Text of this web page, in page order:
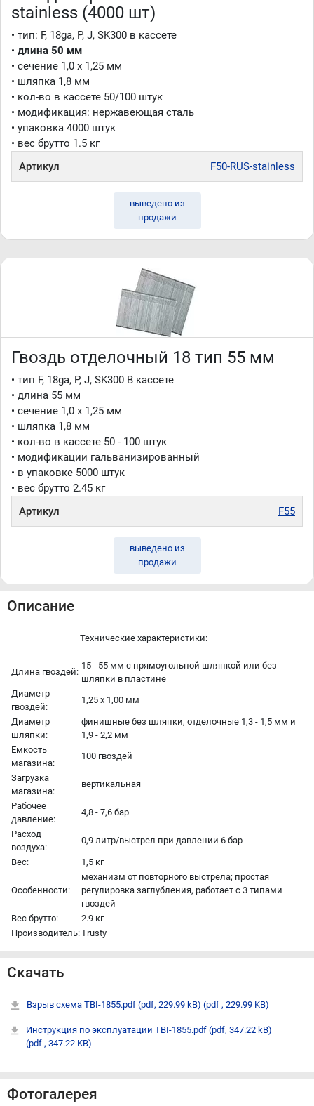
stainless (4000 шт)
• тип: F, 18ga, P, J, SK300 в кассете
• длина 50 мм
• сечение 1,0 x 1,25 мм
• шляпка 1,8 мм
• кол-во в кассете 50/100 штук
• модификация: нержавеющая сталь
• упаковка 4000 штук
• вес брутто 1.5 кг
Артикул
F50-RUS-stainless
выведено из
продажи
Гвоздь отделочный 18 тип 55 мм
• тип F, 18ga, P, J, SK300 В кассете
• длина 55 мм
• сечение 1,0 x 1,25 мм
• шляпка 1,8 мм
• кол-во в кассете 50 - 100 штук
• модификации гальванизированный
• в упаковке 5000 штук
• вес брутто 2.45 кг
Артикул
F55
выведено из
продажи
Описание
Технические характеристики:
Длина гвоздей:
15 - 55 мм с прямоугольной шляпкой или без
шляпки в пластине
Диаметр
гвоздей:
1,25 x 1,00 мм
Диаметр
шляпки:
финишные без шляпки, отделочные 1,3 - 1,5 мм и
1,9 - 2,2 мм
Емкость
магазина:
100 гвоздей
Загрузка
магазина:
вертикальная
Рабочее
давление:
4,8 - 7,6 бар
Расход
воздуха:
0,9 литр/выстрел при давлении 6 бар
Вес: 1,5 кг
Особенности:
механизм от повторного выстрела; простая
регулировка заглубления, работает с 3 типами
гвоздей
Вес брутто:
2.9 кг
Производитель:Trusty
Скачать
Взрыв схема TBI-1855.pdf (pdf, 229.99 kB) (pdf , 229.99 KB)
Инструкция по эксплуатации TBI-1855.pdf (pdf, 347.22 kB)
(pdf , 347.22 KB)
Фотогалерея